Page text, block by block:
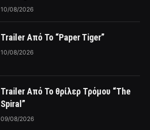
10/08/2026
Trailer Από Το “Paper Tiger”
10/08/2026
Trailer Από Το θρίλερ Τρόμου “The
Spiral”
09/08/2026